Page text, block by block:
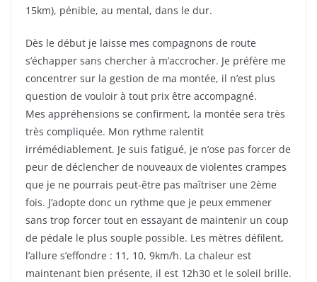
15km), pénible, au mental, dans le dur.
Dès le début je laisse mes compagnons de route
s’échapper sans chercher à m’accrocher. Je préfère me
concentrer sur la gestion de ma montée, il n’est plus
question de vouloir à tout prix être accompagné.
Mes appréhensions se confirment, la montée sera très
très compliquée. Mon rythme ralentit
irrémédiablement. Je suis fatigué, je n’ose pas forcer de
peur de déclencher de nouveaux de violentes crampes
que je ne pourrais peut-être pas maîtriser une 2ème
fois. J’adopte donc un rythme que je peux emmener
sans trop forcer tout en essayant de maintenir un coup
de pédale le plus souple possible. Les mètres défilent,
l’allure s’effondre : 11, 10, 9km/h. La chaleur est
maintenant bien présente, il est 12h30 et le soleil brille.